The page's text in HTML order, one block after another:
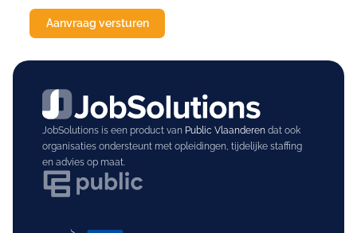
JobSolutions is een product van Public Vlaanderendat ook
organisaties ondersteunt met opleidingen, tijdelijke staffing
en advies op maat.